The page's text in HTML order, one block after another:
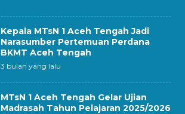
Kepala MTsN 1 Aceh Tengah Jadi
Narasumber Pertemuan Perdana
BKMT Aceh Tengah
3 bulan yang lalu
MTsN 1 Aceh Tengah Gelar Ujian
Madrasah Tahun Pelajaran 2025/2026